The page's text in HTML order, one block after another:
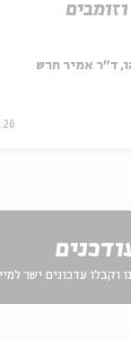
ד"ר אמיר חרש
וקבלו עדכונים ישר